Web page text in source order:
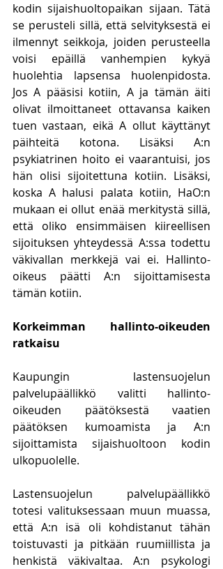
kodin sijaishuoltopaikan sijaan. Tätä
se perusteli sillä, että selvityksestä ei
ilmennyt seikkoja, joiden perusteella
voisi epäillä vanhempien kykyä
huolehtia lapsensa huolenpidosta.
Jos A pääsisi kotiin, A ja tämän äiti
olivat ilmoittaneet ottavansa kaiken
tuen vastaan, eikä A ollut käyttänyt
päihteitä kotona. Lisäksi A:n
psykiatrinen hoito ei vaarantuisi, jos
hän olisi sijoitettuna kotiin. Lisäksi,
koska A halusi palata kotiin, HaO:n
mukaan ei ollut enää merkitystä sillä,
että oliko ensimmäisen kiireellisen
sijoituksen yhteydessä A:ssa todettu
väkivallan merkkejä vai ei. Hallinto-
oikeus päätti A:n sijoittamisesta
tämän kotiin.
Korkeimman hallinto-oikeuden
ratkaisu
Kaupungin lastensuojelun
palvelupäällikkö valitti hallinto-
oikeuden päätöksestä vaatien
päätöksen kumoamista ja A:n
sijoittamista sijaishuoltoon kodin
ulkopuolelle.
Lastensuojelun palvelupäällikkö
totesi valituksessaan muun muassa,
että A:n isä oli kohdistanut tähän
toistuvasti ja pitkään ruumiillista ja
henkistä väkivaltaa. A:n psykologi